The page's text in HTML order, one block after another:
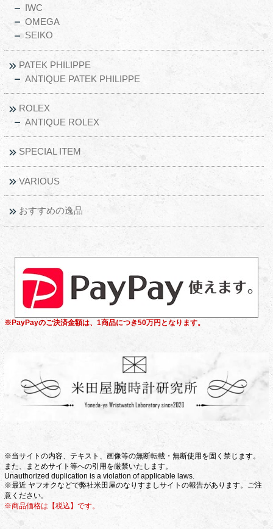
IWC
OMEGA
SEIKO
PATEK PHILIPPE
ANTIQUE PATEK PHILIPPE
ROLEX
ANTIQUE ROLEX
SPECIAL ITEM
VARIOUS
おすすめの逸品
※PayPayのご決済金額は、1商品につき50万円となります。
※当サイトの内容、テキスト、画像等の無断転載・無断使用を固く禁じます。
また、まとめサイト等への引用を厳禁いたします。
Unauthorized duplication is a violation of applicable laws.
※最近 ヤフオクなどで弊社米田屋のなりすましサイトの報告があります。ご注
意ください。
※商品価格は【税込】です。